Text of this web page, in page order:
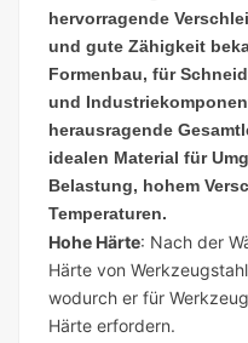
hervorragende
und gute Zähigkeit
Formenbau, für
und
herausragende
idealen Material für
Belastung, hohem
Temperaturen.
Hohe Härte: Nach der
Härte von
wodurch er für
Härte erfordern.